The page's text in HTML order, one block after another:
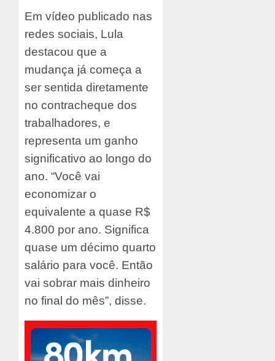
Em vídeo publicado nas
redes sociais, Lula
destacou que a
mudança já começa a
ser sentida diretamente
no contracheque dos
trabalhadores, e
representa um ganho
significativo ao longo do
ano. “Você vai
economizar o
equivalente a quase R$
4.800 por ano. Significa
quase um décimo quarto
salário para você. Então
vai sobrar mais dinheiro
no final do mês”, disse.